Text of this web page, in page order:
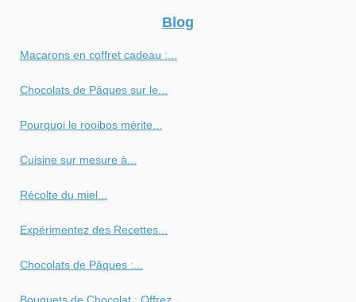
Blog
Macarons en coffret cadeau :...
Chocolats de Pâques sur le...
Pourquoi le rooibos mérite...
Cuisine sur mesure à...
Récolte du miel...
Expérimentez des Recettes...
Chocolats de Pâques :...
Bouquets de Chocolat : Offrez...